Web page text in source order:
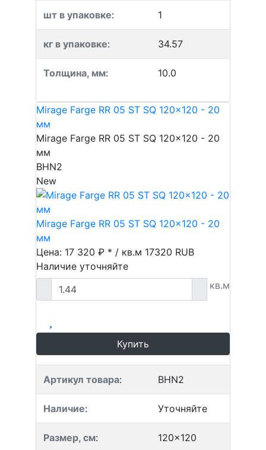
шт в упаковке: 1
кг в упаковке: 34.57
Толщина, мм: 10.0
Mirage Farge RR 05 ST SQ 120x120 - 20
мм
Mirage Farge RR 05 ST SQ 120x120 - 20
мм
BHN2
New
Mirage Farge RR 05 ST SQ 120x120 - 20
мм
Цена: 17 320 ₽ * / кв.м 17320 RUB
Наличие уточняйте
кв.м
Купить
Артикул товара: BHN2
Наличие: Уточняйте
Размер, см: 120x120